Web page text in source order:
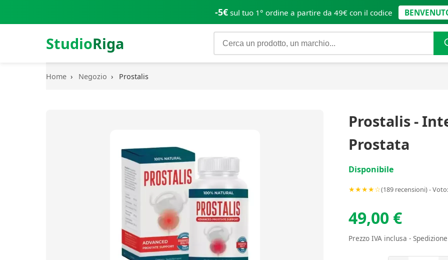
-5€sul tuo 1° ordine a partire da 49€ con il codice
StudioRiga
Home › Negozio › Prostalis
Prostalis -
Prostata
Disponibile
★★★★☆(189 recensioni) -
49,00 €
Prezzo IVA inclusa -